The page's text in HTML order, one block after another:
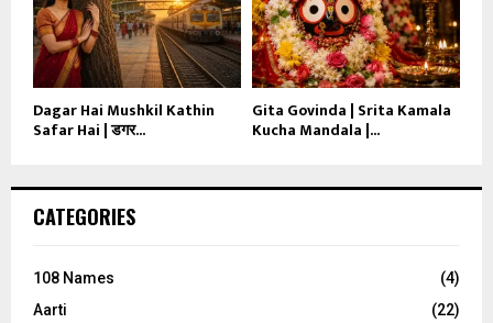
Dagar Hai Mushkil Kathin
Safar Hai | डगर...
Gita Govinda | Srita Kamala
Kucha Mandala |...
CATEGORIES
108 Names
(4)
Aarti
(22)